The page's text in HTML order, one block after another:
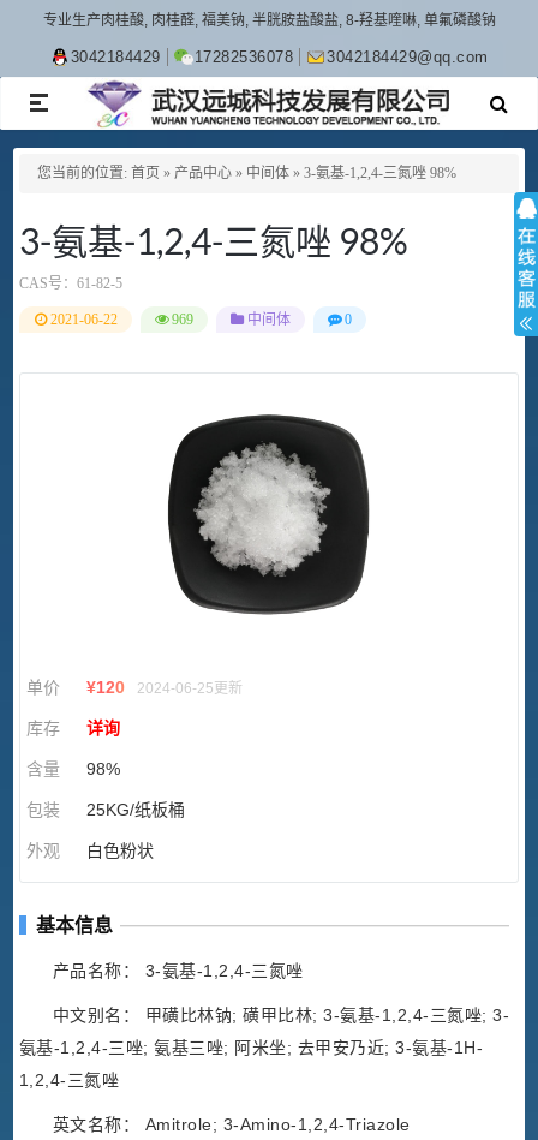
专业生产肉桂酸, 肉桂醛, 福美钠, 半胱胺盐酸盐, 8-羟基喹啉, 单氟磷酸钠
3042184429 17282536078 3042184429@qq.com
TOGGLE
NAVIGATION
您当前的位置: 首页 » 产品中心 » 中间体 » 3-氨基-1,2,4-三氮唑 98%
3-氨基-1,2,4-三氮唑 98%
CAS号： 61-82-5
2021-06-22 969 中间体 0
单价 ¥120 2024-06-25更新
库存 详询
含量 98%
包装 25KG/纸板桶
外观 白色粉状
基本信息
产品名称： 3-氨基-1,2,4-三氮唑
中文别名： 甲磺比林钠; 磺甲比林; 3-氨基-1,2,4-三氮唑; 3-
氨基-1,2,4-三唑; 氨基三唑; 阿米坐; 去甲安乃近; 3-氨基-1H-
1,2,4-三氮唑
英文名称： Amitrole; 3-Amino-1,2,4-Triazole